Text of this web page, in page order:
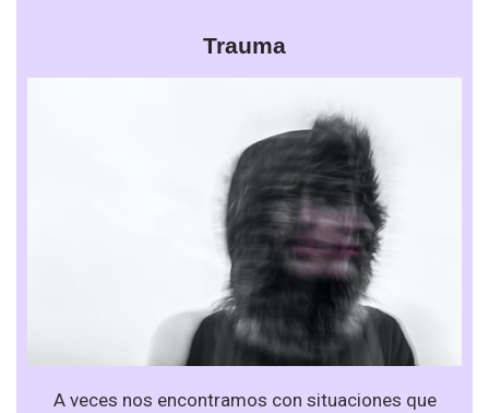
Trauma
A veces nos encontramos con situaciones que